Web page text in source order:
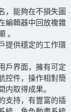
，能夠在不損失圖
編輯器中回放複雜
。
提供穩定的工作環
戶界面，擁有可定
控件，操作相對簡
取得成果。
支持，有豐富的插